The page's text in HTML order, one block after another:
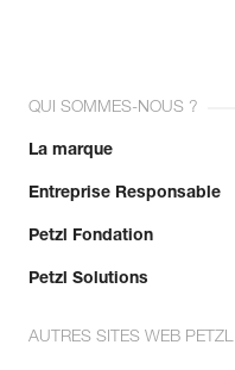
QUI SOMMES-NOUS ?
La marque
Entreprise Responsable
Petzl Fondation
Petzl Solutions
AUTRES SITES WEB PETZL